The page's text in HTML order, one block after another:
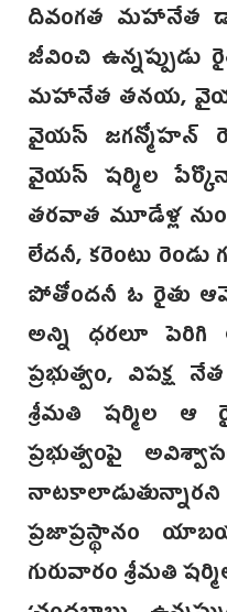
దివంగత మహానేత
జీవించి ఉన్నప్పుడు
మహానేత తనయ,
వైయస్ జగన్మోహన్
వైయస్ షర్మిల
తరవాత మూడేళ్ల
లేదనీ, కరెంటు రెండు
పోతోందనీ ఓ రైతు
అన్ని ధరలూ పెరిగి
ప్రభుత్వం, విపక్ష
శ్రీమతి షర్మిల ఆ
ప్రభుత్వంపై
ప్రజాప్రస్థానం
గురువారం శ్రీమతి